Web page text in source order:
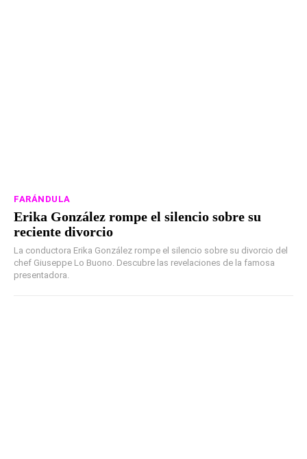
FARÁNDULA
Erika González rompe el silencio sobre su
reciente divorcio
La conductora Erika González rompe el silencio sobre su divorcio del
chef Giuseppe Lo Buono. Descubre las revelaciones de la famosa
presentadora.